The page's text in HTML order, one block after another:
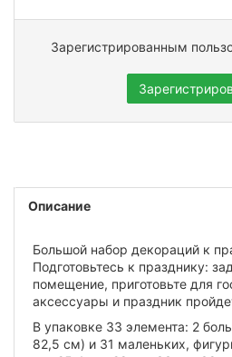
Зарегистрированным
Описание
Большой набор декораций к
Подготовьтесь к празднику:
помещение, приготовьте для
аксессуары и праздник
В упаковке 33 элемента: 2
82,5 см) и 31 маленьких,